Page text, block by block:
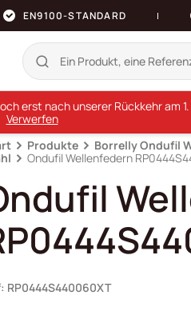
EN9100-STANDARD
Produkte Borrelly Ondufil
Ondufil Wellenfedern
RP0444S440060XT
erst nach unserer Rückkehr am
Verwerfen